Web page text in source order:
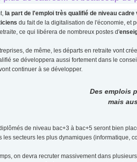
la part de l'emploi très qualifié de niveau cadre
du fait de la digitalisation de l'économie, et
ce qui libérera de nombreux postes d'
de même, les départs en retraite vont
se développera aussi fortement dans le
continuer à se développer.
Des emplois
mais
de niveau bac+3 à bac+5 seront bien
les secteurs les plus dynamiques (informatique,
on devra recruter massivement dans